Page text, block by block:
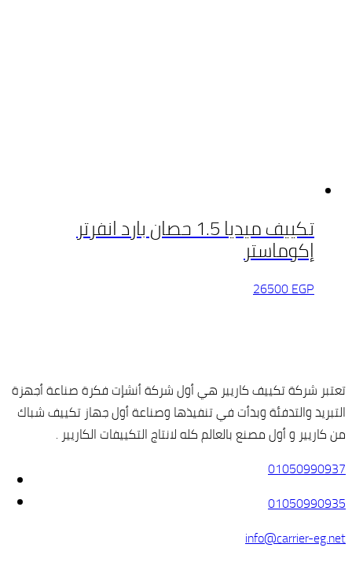
تكييف ميديا 1.5 حصان بارد انفرتر
إكوماستر
26500EGP
تعتبر شركة تكييف كاريير هي أول شركة أنشإت فكرة صناعة أجهزة
التبريد والتدفئة وبدأت في تنفيذها وصناعة أول جهاز تكييف شباك
من كاريير و أول مصنع بالعالم كله لانتاج التكييفات الكاريير .
01050990937
01050990935
info@carrier-eg.net